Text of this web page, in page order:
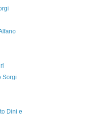
Sorgi
Dini e